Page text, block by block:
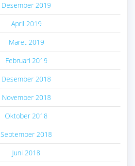
Desember 2019
April 2019
Maret 2019
Februari 2019
Desember 2018
November 2018
Oktober 2018
September 2018
Juni 2018